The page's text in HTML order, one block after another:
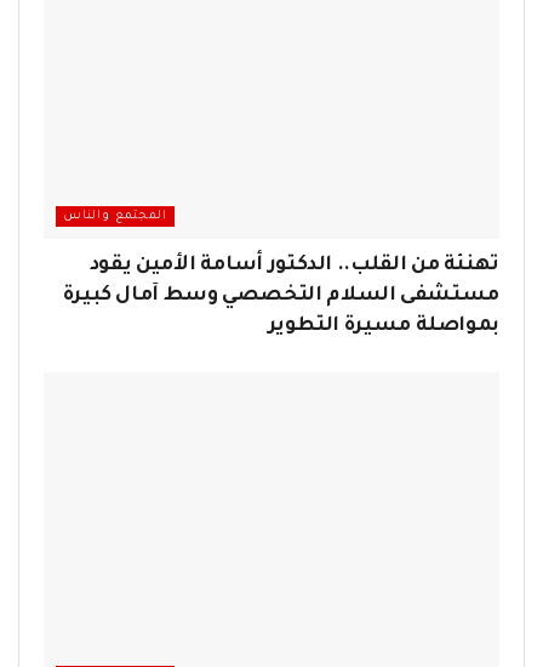
المجتمع والناس
تهنئة من القلب.. الدكتور أسامة الأمين يقود
مستشفى السلام التخصصي وسط آمال كبيرة
بمواصلة مسيرة التطوير